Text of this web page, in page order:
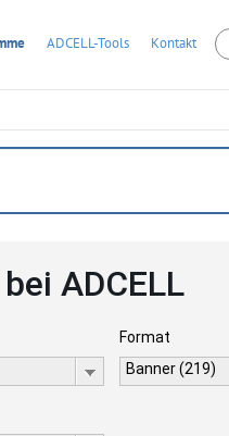
ADCELL-Tools Kontakt
ADCELL
Format
Banner (219)